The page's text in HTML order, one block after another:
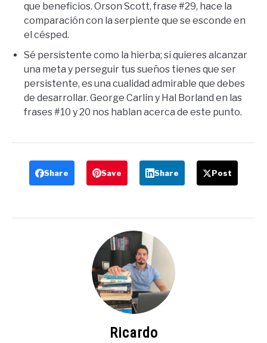
que beneficios. Orson Scott, frase #29, hace la
comparación con la serpiente que se esconde en
el césped.
Sé persistente como la hierba; si quieres alcanzar
una meta y perseguir tus sueños tienes que ser
persistente, es una cualidad admirable que debes
de desarrollar. George Carlin y Hal Borland en las
frases #10 y 20 nos hablan acerca de este punto.
Share Save Share Post
Ricardo